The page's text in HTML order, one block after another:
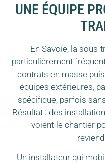
UNE ÉQUIPE
En Savoie, la
particulièrement
contrats en masse
équipes extérieures,
spécifique, parfois
Résultat : des
voient le chantier
Un installateur qui